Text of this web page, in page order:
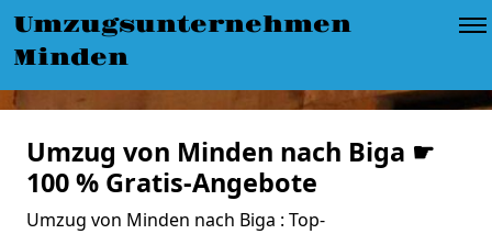
Umzugsunternehmen
Minden
Umzug von Minden nach Biga ☛
100 % Gratis-Angebote
Umzug von Minden nach Biga : Top-